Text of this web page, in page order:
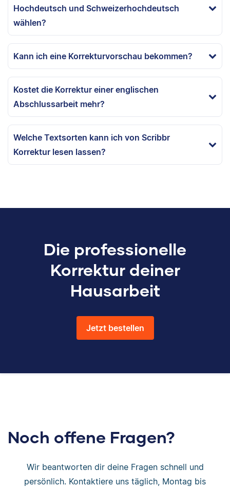
Hochdeutsch und Schweizerhochdeutsch
wählen?
Kann ich eine Korrekturvorschau bekommen?
Kostet die Korrektur einer englischen
Abschlussarbeit mehr?
Welche Textsorten kann ich von Scribbr
Korrektur lesen lassen?
Die professionelle
Korrektur deiner
Hausarbeit
Jetzt bestellen
Noch offene Fragen?
Wir beantworten dir deine Fragen schnell und
persönlich. Kontaktiere uns täglich, Montag bis